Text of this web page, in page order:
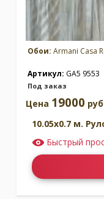
Обои: Armani Casa
Артикул: GA5 9553
Под заказ
Цена 19000
10.05x0.7 м.
Быстрый